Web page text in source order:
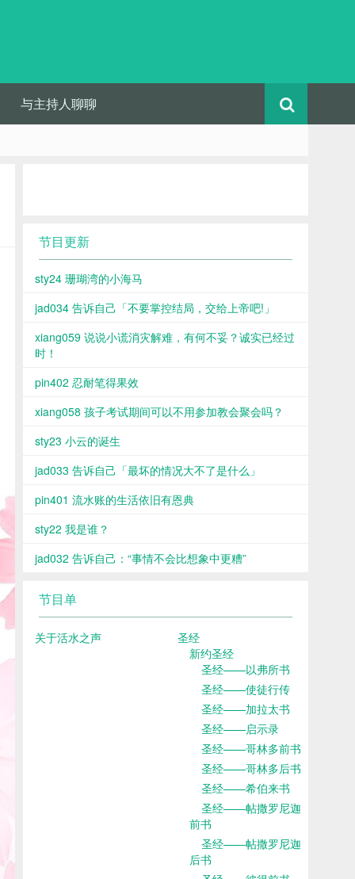
与主持人聊聊
节目更新
sty24 珊瑚湾的小海马
jad034 告诉自己「不要掌控结局，交给上帝吧!」
xiang059 说说小谎消灾解难，有何不妥？诚实已经过
时！
pin402 忍耐笔得果效
xiang058 孩子考试期间可以不用参加教会聚会吗？
sty23 小云的诞生
jad033 告诉自己「最坏的情况大不了是什么」
pin401 流水账的生活依旧有恩典
sty22 我是谁？
jad032 告诉自己：“事情不会比想象中更糟”
节目单
关于活水之声
圣经
新约圣经
圣经——以弗所书
圣经——使徒行传
圣经——加拉太书
圣经——启示录
圣经——哥林多前书
圣经——哥林多后书
圣经——希伯来书
圣经——帖撒罗尼迦
前书
圣经——帖撒罗尼迦
后书